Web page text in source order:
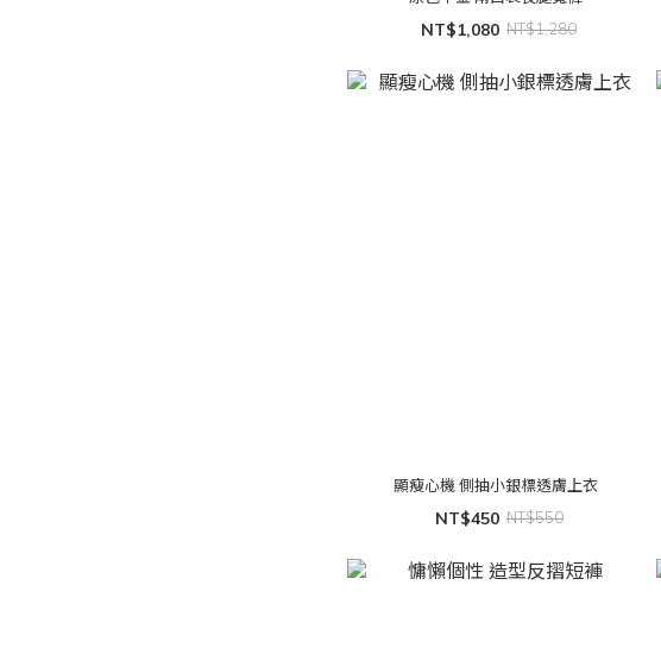
NT$1,080 NT$1,280
顯瘦心機 側抽小銀標透膚上衣
NT$450 NT$550